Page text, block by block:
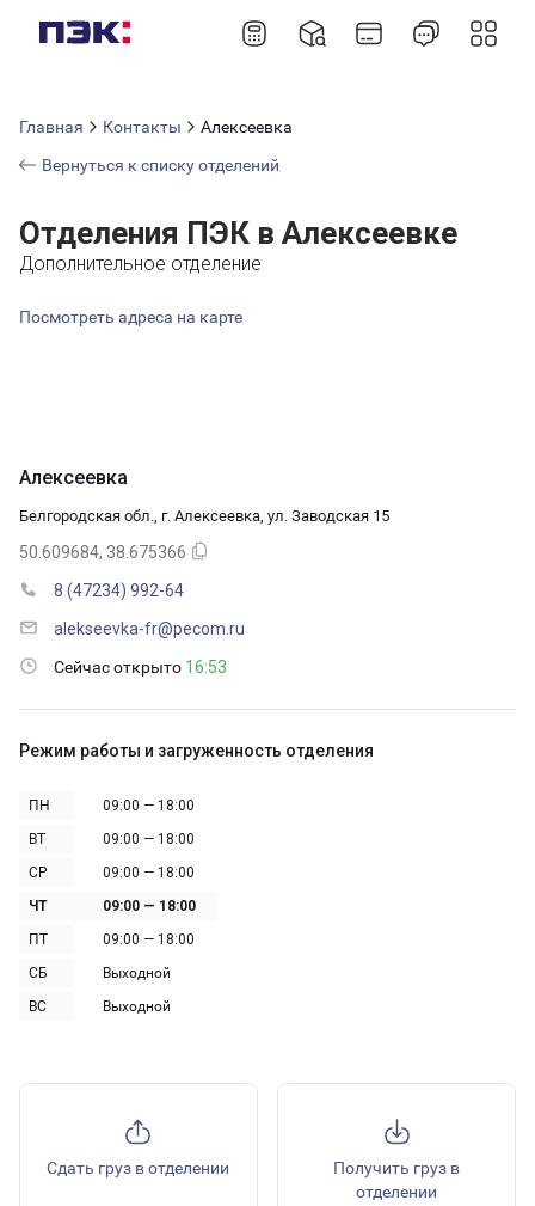
Главная Контакты
Алексеевка
Вернуться к списку отделений
Отделения ПЭК в Алексеевке
Дополнительное отделение
Посмотреть адреса на карте
Алексеевка
Белгородская обл., г. Алексеевка, ул. Заводская 15
50.609684, 38.675366
8 (47234) 992-64
alekseevka-fr@pecom.ru
Сейчас открыто 16:53
Режим работы и загруженность отделения
ПН
09:00 — 18:00
ВТ
09:00 — 18:00
СР
09:00 — 18:00
ЧТ
09:00 — 18:00
ПТ
09:00 — 18:00
СБ
Выходной
ВС
Выходной
Сдать груз в отделении
Получить груз в
отделении